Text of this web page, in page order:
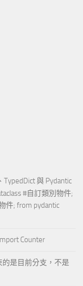
與 Pydantic
#自訂類別物件;
件; from pydantic
Counter
是目前分支，不是